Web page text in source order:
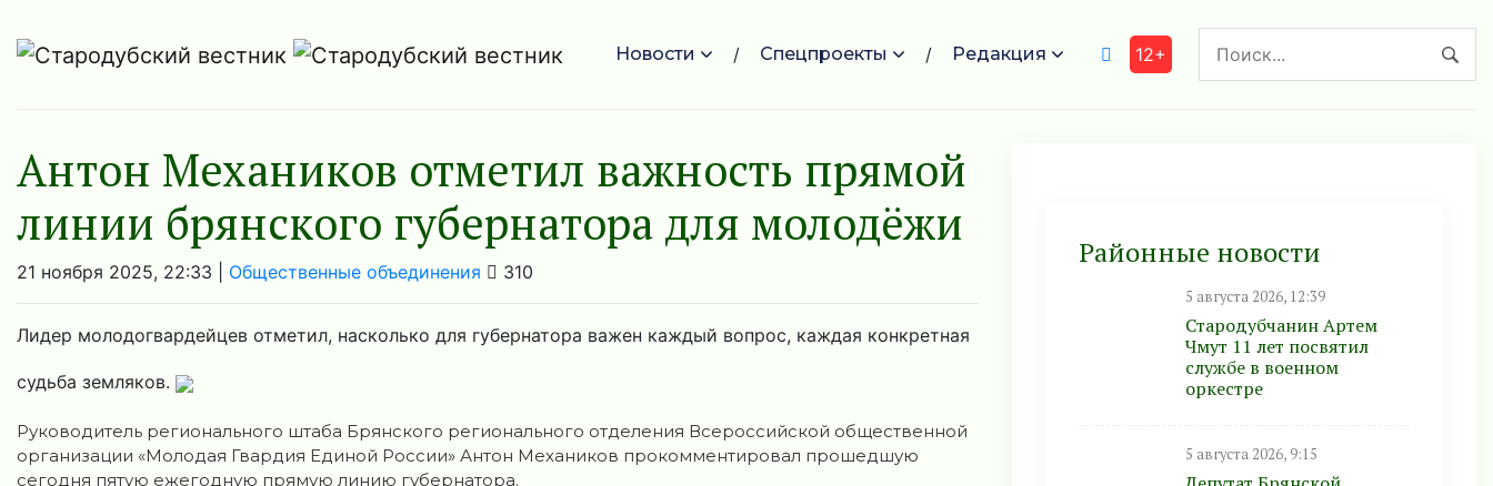
Новости Спецпроекты Редакция 12+
Антон Механиков отметил важность прямой
линии брянского губернатора для молодёжи
21 ноября 2025, 22:33 | Общественные объединения 310
Лидер молодогвардейцев отметил, насколько для губернатора важен каждый вопрос, каждая конкретная
судьба земляков.
Руководитель регионального штаба Брянского регионального отделения Всероссийской общественной
организации «Молодая Гвардия Единой России» Антон Механиков прокомментировал прошедшую
сегодня пятую ежегодную прямую линию губернатора.
Районные новости
5 августа 2026, 12:39
Стародубчанин Артем
Чмут 11 лет посвятил
службе в военном
оркестре
5 августа 2026, 9:15